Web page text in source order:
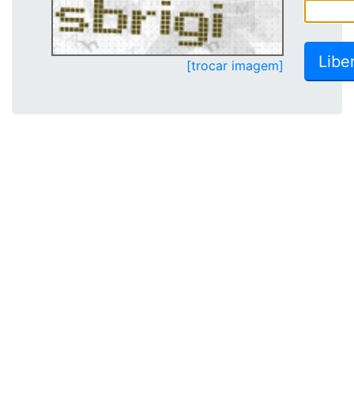
[trocar imagem]